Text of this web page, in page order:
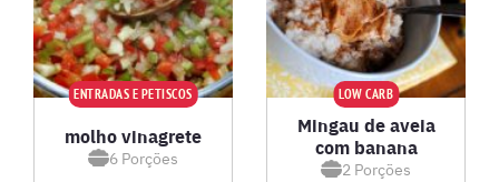
ENTRADAS E PETISCOS
molho vinagrete
6 Porções
LOW CARB
Mingau de aveia
com banana
2 Porções